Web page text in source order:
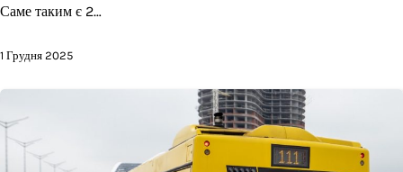
Саме таким є 2…
1 Грудня 2025